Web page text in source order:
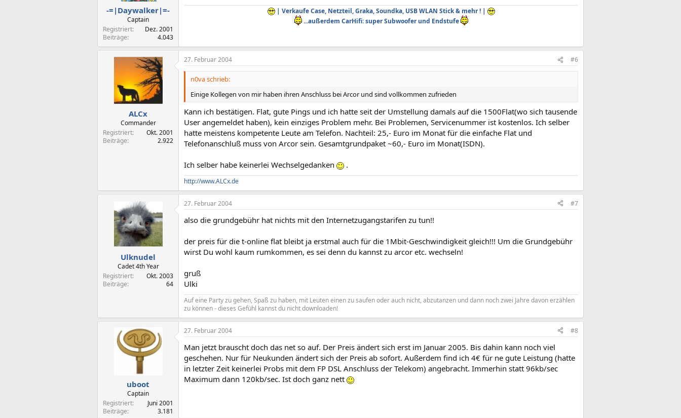
-=|Daywalker|=-
Captain
Registriert
Dez. 2001
Beiträge
4.043
| Verkaufe Case, Netzteil, Graka, Soundka, USB WLAN Stick & mehr ! |
...außerdem CarHifi: super Subwoofer und Endstufe
ALCx
Commander
Registriert
Okt. 2001
Beiträge
2.922
27. Februar 2004 #6
n0va schrieb:
Einige Kollegen von mir haben ihren Anschluss bei Arcor und sind vollkommen zufrieden
Kann ich bestätigen. Flat, gute Pings und ich hatte seit der Umstellung damals auf die 1500Flat(wo sich tausende
User angemeldet haben), kein einziges Problem mehr. Bei Problemen, Servicenummer ist kostenlos. Ich selber
hatte meistens kompetente Leute am Telefon. Nachteil: 25,- Euro im Monat für die einfache Flat und
Telefonanschluß muss von Arcor sein. Gesamtgrundpaket ~60,- Euro im Monat(ISDN).
Ich selber habe keinerlei Wechselgedanken .
http://www.ALCx.de
Ulknudel
Cadet 4th Year
Registriert
Okt. 2003
Beiträge
64
27. Februar 2004 #7
also die grundgebühr hat nichts mit den Internetzugangstarifen zu tun!!
der preis für die t-online flat bleibt ja erstmal auch für die 1Mbit-Geschwindigkeit gleich!!! Um die Grundgebühr
wirst Du wohl kaum rumkommen, es sei denn du kannst zu arcor etc. wechseln!
gruß
Ulki
Auf eine Party zu gehen, Spaß zu haben, mit Leuten einen zu saufen oder auch nicht, abzutanzen und dann noch zwei Jahre davon erzählen
zu können - dieses Gefühl kannst du nicht downloaden!
uboot
Captain
Registriert
Juni 2001
Beiträge
3.181
27. Februar 2004 #8
Man jetzt brauscht doch das net so auf. Der Preis ändert sich erst im Januar 2005. Bis dahin kann noch viel
geschehen. Nur für Neukunden ändert sich der Preis ab sofort. Außerdem find ich 4€ für ne gute Leistung (hatte
in letzter Zeit keinerlei Probs mit dem FP DSL Anschluss der Telekom) angebracht. Immerhin statt 96kb/sec
Maximum dann 120kb/sec. Ist doch ganz nett